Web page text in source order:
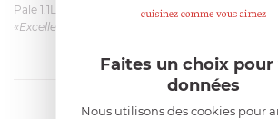
Pale 1.1L pour Glacier Magimix 11031/121/123/124
«Excellent: produit et livraison»
Faites un choix pour
données
Nous utilisons des cookies pour